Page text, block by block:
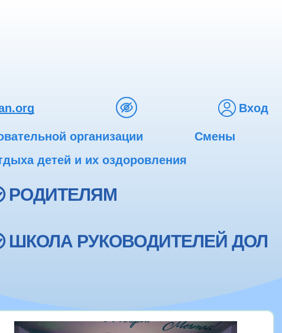
Вход
организации
Смены
детей и их оздоровления
РОДИТЕЛЯМ
ШКОЛА РУКОВОДИТЕЛЕЙ ДОЛ